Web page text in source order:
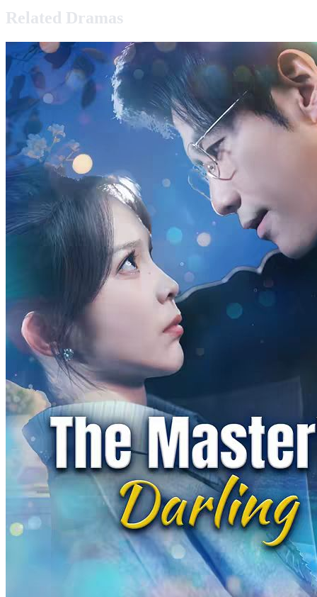
Related Dramas